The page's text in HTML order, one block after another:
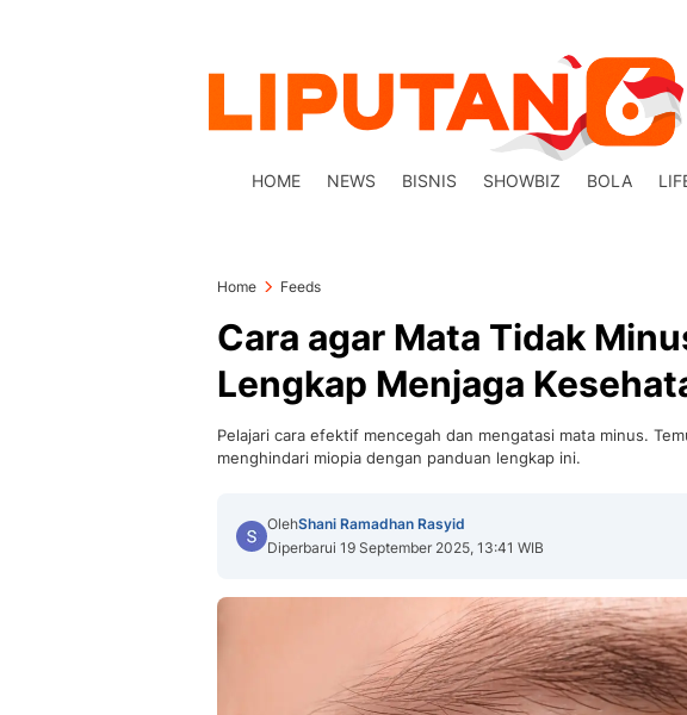
HOME NEWS BISNIS SHOWBIZ BOLA
Home Feeds
Cara agar Mata Tidak
Lengkap Menjaga
Pelajari cara efektif mencegah dan mengatasi mata minus.
menghindari miopia dengan panduan lengkap ini.
OlehShani Ramadhan Rasyid
Diperbarui 19 September 2025, 13:41 WIB